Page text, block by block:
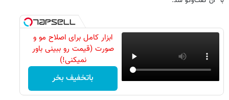
ابزار کامل برای اصلاح مو و
صورت (قیمت رو ببینی باور
نمیکنی!)
باتخفیف بخر